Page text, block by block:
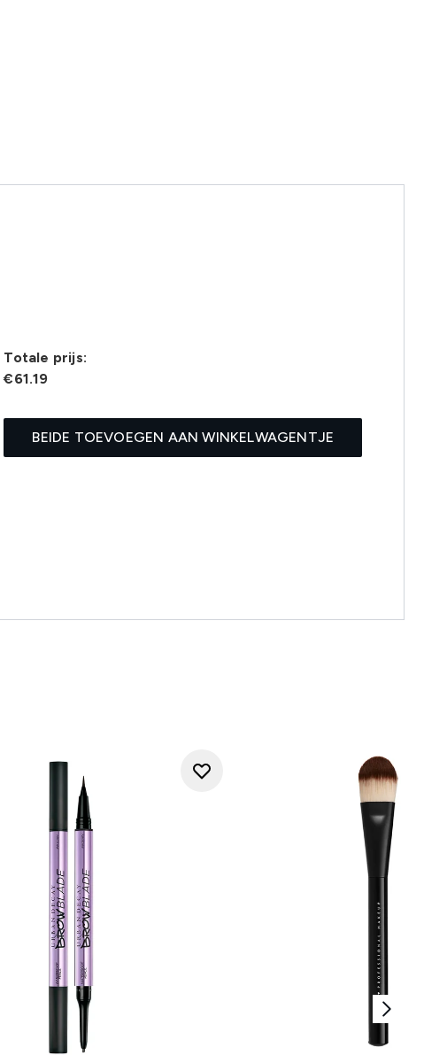
Totale prijs:
€61.19
BEIDE TOEVOEGEN AAN WINKELWAGENTJE